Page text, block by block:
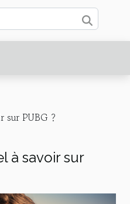
sur PUBG ?
à savoir sur